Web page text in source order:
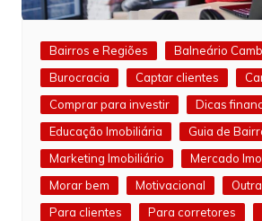
Bairros e Regiões
Balneário
Burocracia
Captar clientes
Comprar para investir
Dicas
Educação Imobiliária
Guia de
Marketing Imobiliário
Mercado
Morar bem
Motivacional
Para clientes
Para corretores